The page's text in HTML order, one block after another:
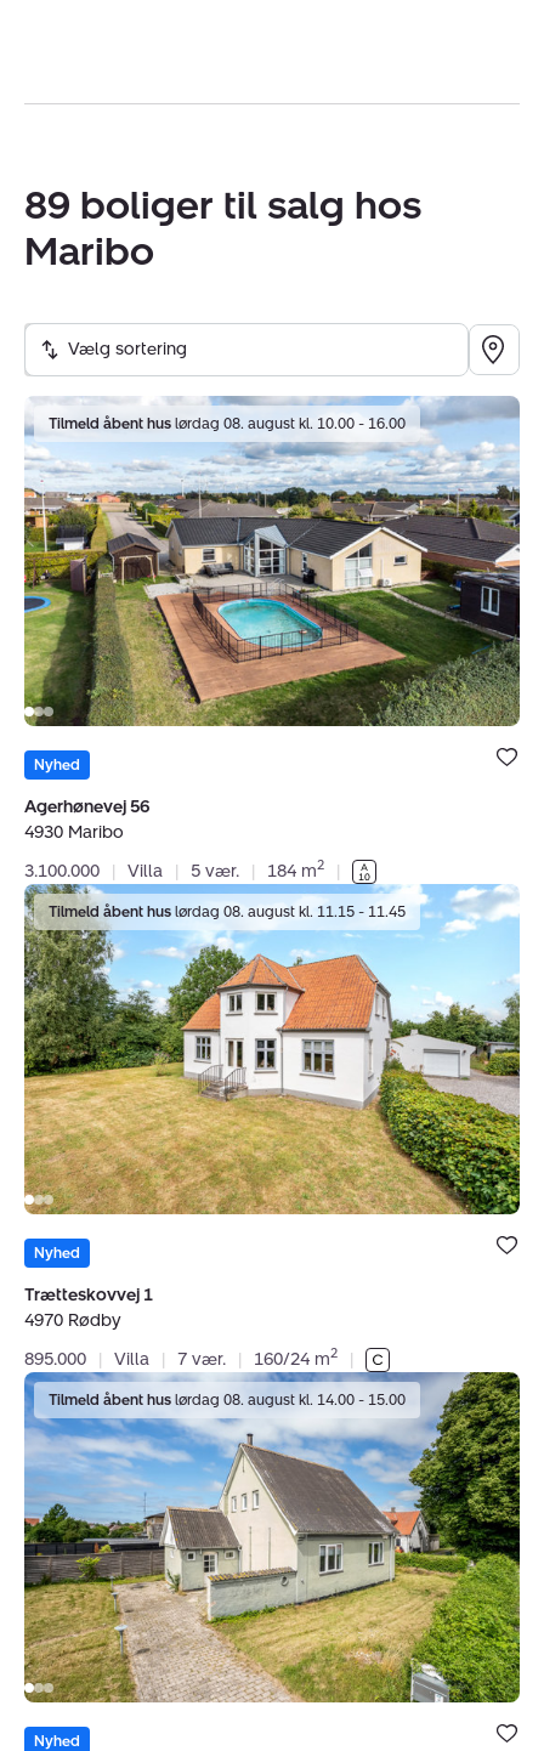
CVR:40307877
89 boliger til salg hos
Maribo
Vælg sortering
Villa:
Agerhønevej
56,
4930
Maribo
Tilmeld åbent hus lørdag 08. august kl. 10.00 - 16.00
Bolig er
under dine
Nyhed
Agerhønevej 56
4930 Maribo
3.100.000
| Villa | 5 vær. | 184 m2 |
Villa:
Trætteskovvej
1,
4970
Rødby
Tilmeld åbent hus lørdag 08. august kl. 11.15 - 11.45
Bolig er
under dine
Nyhed
Trætteskovvej 1
4970 Rødby
895.000
| Villa | 7 vær. | 160/24 m2 |
Villa:
Årbyesvej
29,
4970
Rødby
Tilmeld åbent hus lørdag 08. august kl. 14.00 - 15.00
Bolig er
under dine
Nyhed